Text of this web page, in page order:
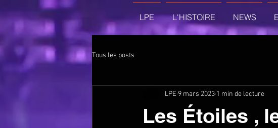
LPE L'HISTOIRE NEWS
Tous les posts
Les Étoiles ,
LPE 9 mars 2023 1 min de lecture